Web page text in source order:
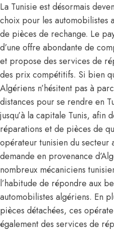
La Tunisie est désormais
choix pour les automobilistes
de pièces de rechange. Le
d’une offre abondante de
et propose des services de
des prix compétitifs. Si bien
Algériens n’hésitent pas à
distances pour se rendre en
jusqu’à la capitale Tunis, afin
réparations et de pièces de
opérateur tunisien du secteur
demande en provenance
nombreux mécaniciens
l’habitude de répondre aux
automobilistes algériens. En
pièces détachées, ces
également des services de